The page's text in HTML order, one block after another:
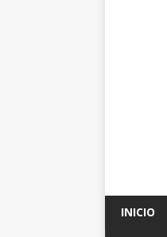
INICIO